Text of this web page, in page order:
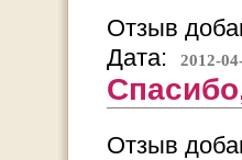
Отзыв
Дата:
2012-
Отзыв